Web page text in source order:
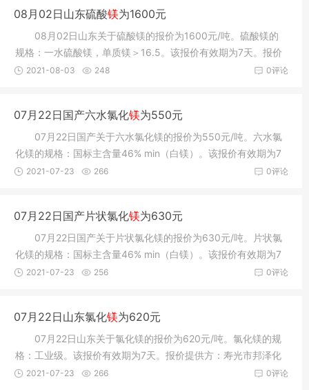
08月02日山东硫酸镁为1600元
08月02日山东关于硫酸镁的报价为1600元/吨。硫酸镁的
规格：一水硫酸镁，单质镁＞16.5。该报价有效期为7天。报价
提供方：寿光
0评论
2021-08-03 248
07月22日国产六水氯化镁为550元
07月22日国产关于六水氯化镁的报价为550元/吨。六水氯
化镁的规格：国标主含量46% min（白镁）。该报价有效期为7
天。报价提供
0评论
2021-07-23 266
07月22日国产片状氯化镁为630元
07月22日国产关于片状氯化镁的报价为630元/吨。片状氯
化镁的规格：国标主含量46% min（白镁）。该报价有效期为7
天。报价提供
0评论
2021-07-23 256
07月22日山东氯化镁为620元
07月22日山东关于氯化镁的报价为620元/吨。氯化镁的规
格：工业级。该报价有效期为7天。报价提供方：寿光市邦泽化
工有限公司
0评论
2021-07-23 266